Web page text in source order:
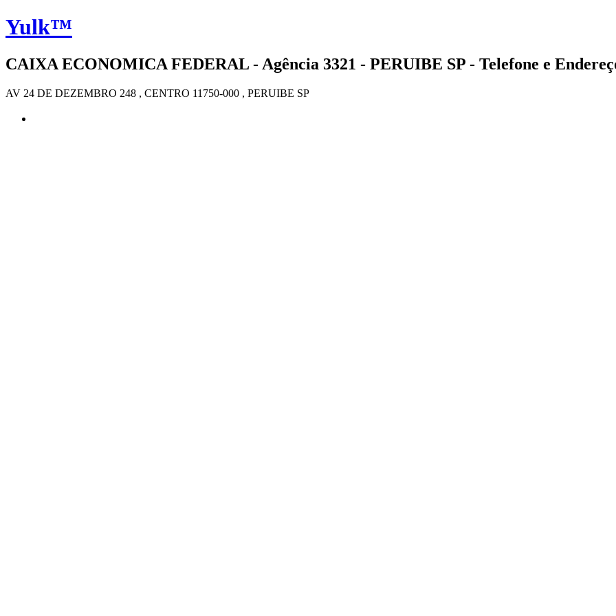
Yulk™
CAIXA ECONOMICA FEDERAL - Agência 3321 - PERUIBE SP - Telefone e
AV 24 DE DEZEMBRO 248 , CENTRO 11750-000 , PERUIBE SP